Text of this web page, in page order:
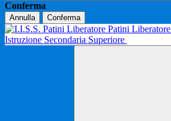
Conferma
Annulla Conferma
Patini Liberatore
Istruzione Secondaria Superiore